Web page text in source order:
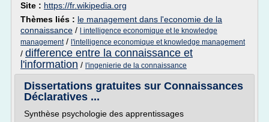
Site : https://fr.wikipedia.org
Thèmes liés : le management dans l'economie de la
connaissance /
l intelligence economique et le knowledge
management/ l'intelligence economique et knowledge management
/ difference entre la connaissance et
l'information / l'ingenierie de la connaissance
Dissertations gratuites sur Connaissances
Déclaratives ...
Synthèse psychologie des apprentissages